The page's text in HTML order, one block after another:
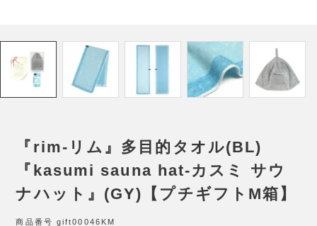
『rim-リム』多目的タオル(BL)
『kasumi sauna hat-カスミ サウ
ナハット』(GY)【プチギフトM箱】
商品番号 gift00046KM